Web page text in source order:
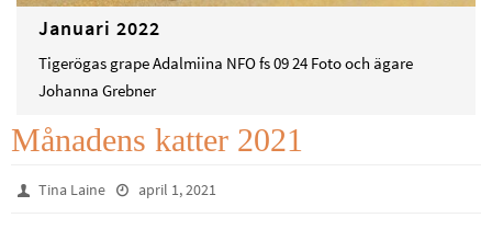
Januari 2022
Tigerögas grape Adalmiina NFO fs 09 24 Foto och ägare
Johanna Grebner
Månadens katter 2021
Tina Laine april 1, 2021